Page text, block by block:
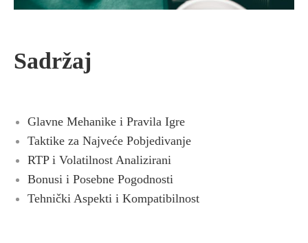
Sadržaj
Glavne Mehanike i Pravila Igre
Taktike za Najveće Pobjedivanje
RTP i Volatilnost Analizirani
Bonusi i Posebne Pogodnosti
Tehnički Aspekti i Kompatibilnost